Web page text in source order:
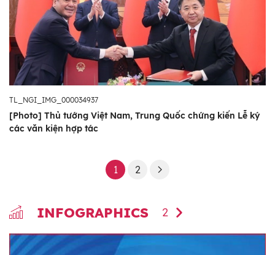
TL_NGI_IMG_000034937
[Photo] Thủ tướng Việt Nam, Trung Quốc chứng kiến Lễ ký
các văn kiện hợp tác
1 2
INFOGRAPHICS 2